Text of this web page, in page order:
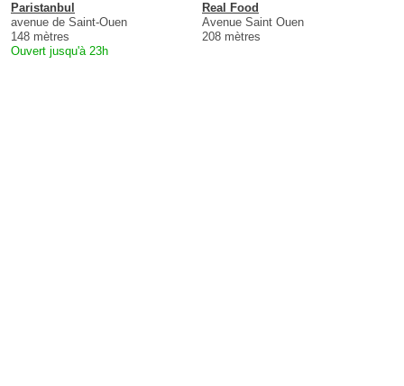
Paristanbul
avenue de Saint-Ouen
148 mètres
Ouvert jusqu'à 23h
Real Food
Avenue Saint Ouen
208 mètres